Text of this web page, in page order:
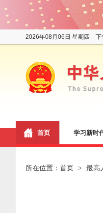
2026年08月06日 星期四 下
首页 学习新时
所在位置： 首页 > 最高